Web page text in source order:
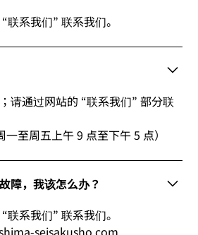
系我们” 联系我们。
请通过网站的 “联系我们” 部分联
至周五上午 9 点至下午 5 点）
障，我该怎么办？
系我们” 联系我们。